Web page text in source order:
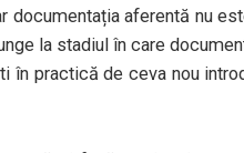
aferentă nu
la stadiul în care
practică de ceva nou